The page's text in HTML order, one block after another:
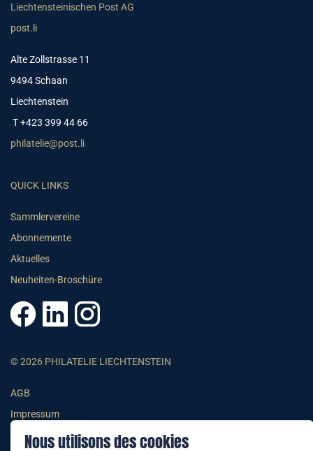
Nous utilisons des cookies
Liechtensteinischen Post AG
post.li
Alte Zollstrasse 11
9494 Schaan
Liechtenstein
T +423 399 44 66
philatelie@post.li
QUICK LINKS
Sammlervereine
Abonnemente
Aktuelles
Neuheiten-Broschüre
© 2026 PHILATELIE LIECHTENSTEIN
AGB
Impressum
Datenschutzerklärung